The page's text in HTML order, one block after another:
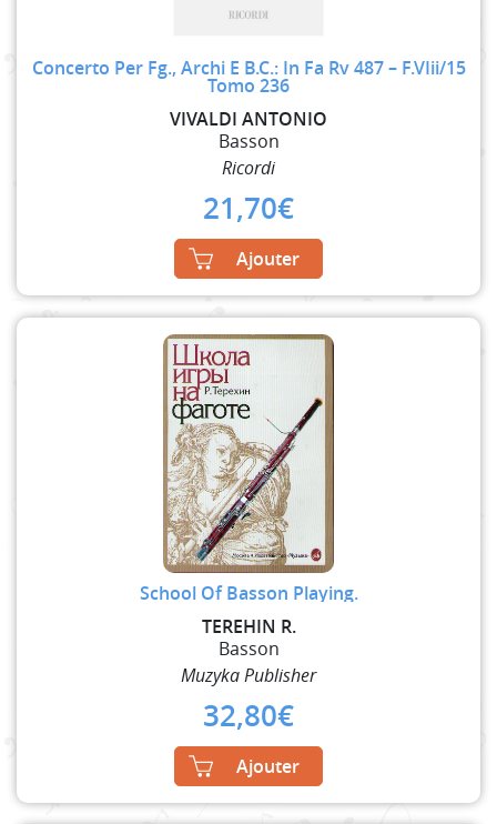
Concerto Per Fg., Archi E B.C.: In Fa Rv 487 – F.VIii/15
Tomo 236
VIVALDI ANTONIO
Basson
Ricordi
21,70€
Ajouter
School Of Basson Playing.
TEREHIN R.
Basson
Muzyka Publisher
32,80€
Ajouter